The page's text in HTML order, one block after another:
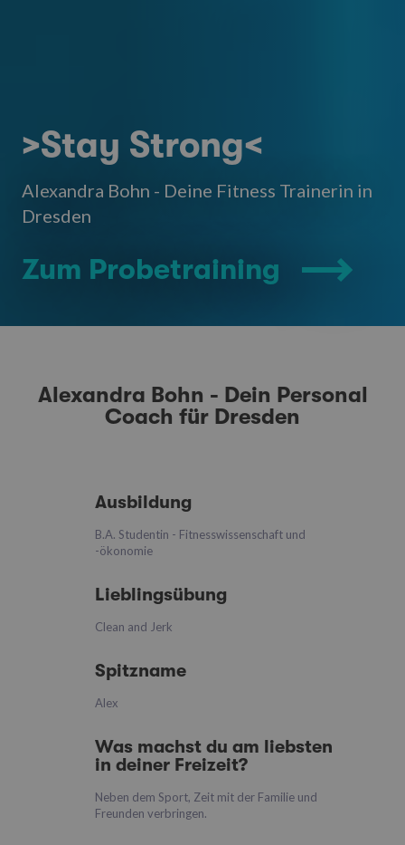
>Stay Strong<
Alexandra Bohn - Deine Fitness Trainerin in
Dresden
Zum Probetraining
Alexandra Bohn - Dein Personal
Coach für Dresden
Ausbildung
B.A. Studentin - Fitnesswissenschaft und
-ökonomie
Lieblingsübung
Clean and Jerk
Spitzname
Alex
Was machst du am liebsten
in deiner Freizeit?
Neben dem Sport, Zeit mit der Familie und
Freunden verbringen.